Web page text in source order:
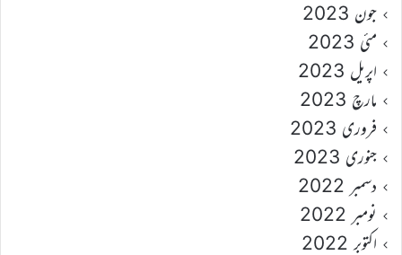
جون 2023
مئی 2023
اپریل 2023
مارچ 2023
فروری 2023
جنوری 2023
دسمبر 2022
نومبر 2022
اکتوبر 2022